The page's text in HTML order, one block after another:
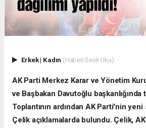
Erkek| Kadın (Haberi Sesli Oku)
AK Parti Merkez Karar ve Yönetim
ve Başbakan Davutoğlu başkanlığında
Toplantının ardından AK Parti'nin
Çelik açıklamalarda bulundu. Çelik,